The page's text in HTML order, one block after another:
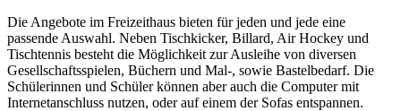
Die Angebote im Freizeithaus bieten für jeden und jede eine
passende Auswahl. Neben Tischkicker, Billard, Air Hockey und
Tischtennis besteht die Möglichkeit zur Ausleihe von diversen
Gesellschaftsspielen, Büchern und Mal-, sowie Bastelbedarf. Die
Schülerinnen und Schüler können aber auch die Computer mit
Internetanschluss nutzen, oder auf einem der Sofas entspannen.